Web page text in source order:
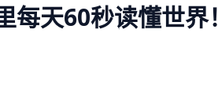
天60秒读懂世界！